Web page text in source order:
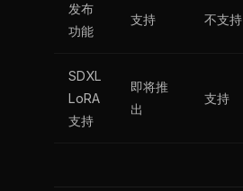
发布
功能
支持 不支持
SDXL
LoRA
支持
即将推
出
支持